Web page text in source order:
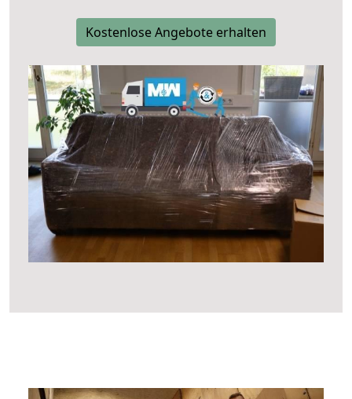
Kostenlose Angebote erhalten